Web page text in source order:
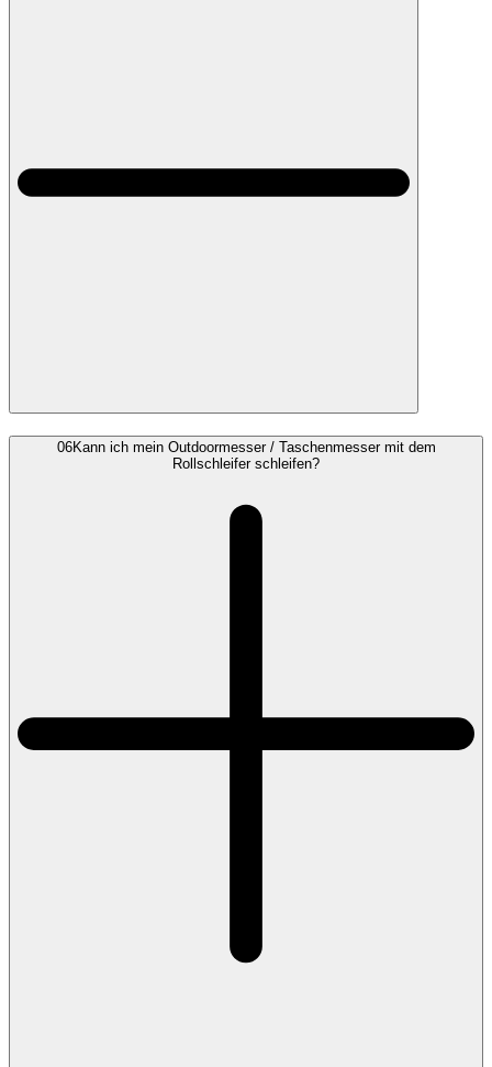
06Kann ich mein Outdoormesser / Taschenmesser mit dem
Rollschleifer schleifen?